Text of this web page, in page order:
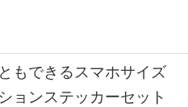
もできるスマホサイズ
ョンステッカーセット